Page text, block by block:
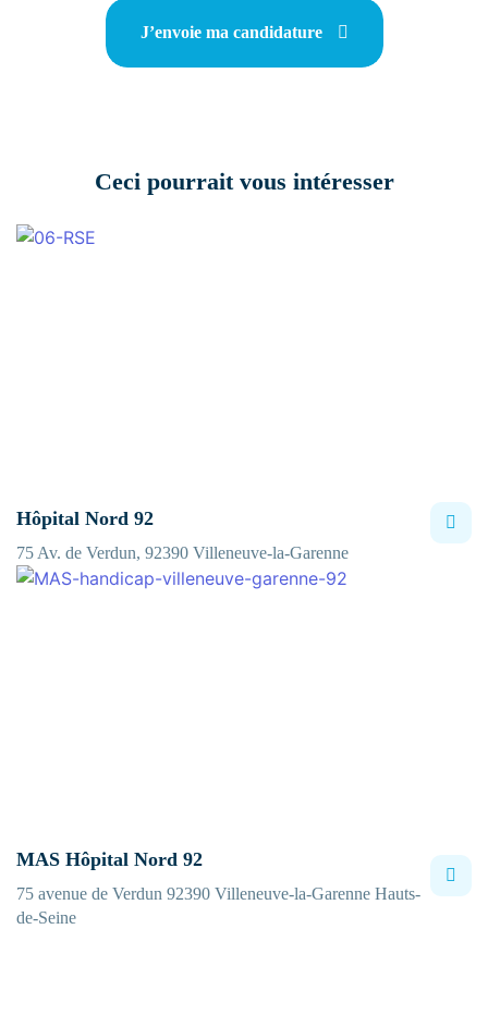
J’envoie ma candidature
Ceci pourrait vous intéresser
Hôpital Nord 92
75 Av. de Verdun, 92390 Villeneuve-la-Garenne
MAS Hôpital Nord 92
75 avenue de Verdun 92390 Villeneuve-la-Garenne Hauts-
de-Seine